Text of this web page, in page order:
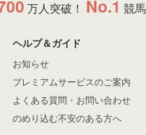
万人突破！ No.1 競
ヘルプ＆ガイド
お知らせ
プレミアムサービスのご案内
よくある質問・お問い合わせ
のめり込む不安のある方へ